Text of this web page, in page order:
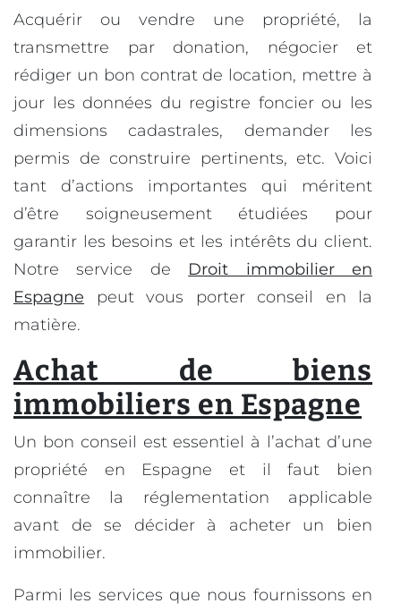
Acquérir ou vendre une propriété, la
transmettre par donation, négocier et
rédiger un bon contrat de location, mettre à
jour les données du registre foncier ou les
dimensions cadastrales, demander les
permis de construire pertinents, etc. Voici
tant d’actions importantes qui méritent
d’être soigneusement étudiées pour
garantir les besoins et les intérêts du client.
Notre service de Droit immobilier en
Espagne peut vous porter conseil en la
matière.
Achat de biens
immobiliers en Espagne
Un bon conseil est essentiel à l’achat d’une
propriété en Espagne et il faut bien
connaître la réglementation applicable
avant de se décider à acheter un bien
immobilier.
Parmi les services que nous fournissons en